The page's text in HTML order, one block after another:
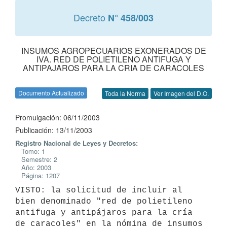
Decreto N° 458/003
INSUMOS AGROPECUARIOS EXONERADOS DE
IVA. RED DE POLIETILENO ANTIFUGA Y
ANTIPAJAROS PARA LA CRIA DE CARACOLES
Documento Actualizado Toda la Norma Ver Imagen del D.O.
Promulgación: 06/11/2003
Publicación: 13/11/2003
Registro Nacional de Leyes y Decretos:
Tomo: 1
Semestre: 2
Año: 2003
Página: 1207
VISTO: la solicitud de incluir al
bien denominado "red de polietileno
antifuga y antipájaros para la cría
de caracoles" en la nómina de insumos